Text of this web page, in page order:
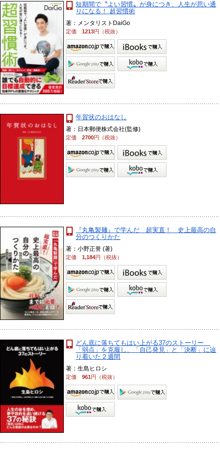
短期間で〝よい習慣〟が身につき、人生が思い通
りになる！ 超習慣術
著：メンタリストDaiGo
定価1213円（税抜）
年賀状のおはなし
著：日本郵便株式会社(監修)
定価2700円（税抜）
『丸亀製麺』で学んだ 超実直！ 史上最高の自
分のつくりかた
著：小野正誉 (著)
定価1,184円（税抜）
どん底に落ちてもはい上がる37のストーリー
「弱点」を克服し、「自己発見」と「決断」に辿
り着いた２週間
著：生島ヒロシ
定価961円（税抜）